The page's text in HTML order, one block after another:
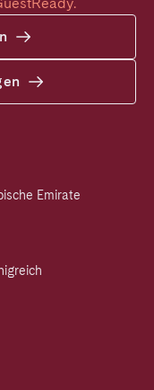
Emirate